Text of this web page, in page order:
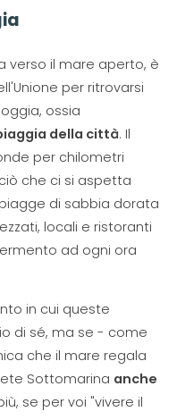
verso il mare aperto, è
per ritrovarsi
ossia
della città. Il
per chilometri
che ci si aspetta
di sabbia dorata
locali e ristoranti
ad ogni ora
in cui queste
di sé, ma se - come
che il mare regala
Sottomarina anche
se per voi "vivere il